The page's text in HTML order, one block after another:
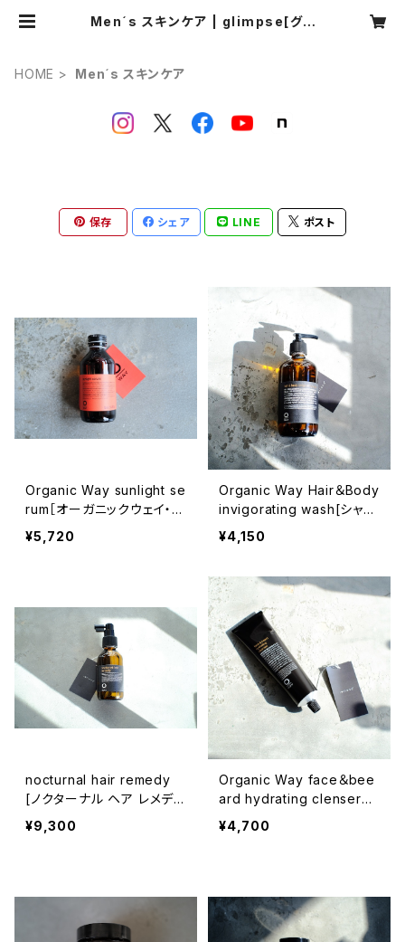
Men´s スキンケア | glimpse[グリ
HOME Men´s スキンケア
保存 シェア LINE ポスト
Organic Way sunlight se
rum［オーガニックウェイ・サ
ンライトセラム］
¥5,720
Organic Way Hair＆Body
invigorating wash[シャン
プー＆ボディソープ]
¥4,150
nocturnal hair remedy
[ノクターナル ヘア レメデ
ィ]
¥9,300
Organic Way face＆bee
ard hydrating clenser
[男性洗顔料]
¥4,700